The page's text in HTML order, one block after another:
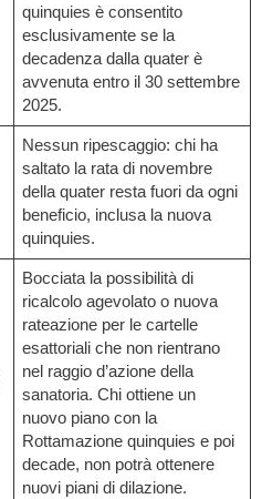
quinquies è consentito
esclusivamente se la
decadenza dalla quater è
avvenuta entro il 30 settembre
2025.
Nessun ripescaggio: chi ha
saltato la rata di novembre
della quater resta fuori da ogni
beneficio, inclusa la nuova
quinquies.
Bocciata la possibilità di
ricalcolo agevolato o nuova
rateazione per le cartelle
esattoriali che non rientrano
nel raggio d’azione della
sanatoria. Chi ottiene un
nuovo piano con la
Rottamazione quinquies e poi
decade, non potrà ottenere
nuovi piani di dilazione.